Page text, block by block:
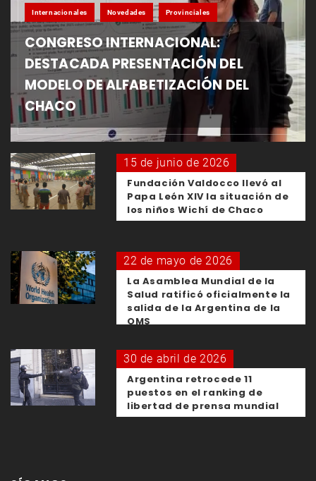
Internacionales Novedades Provinciales
CONGRESO INTERNACIONAL:
DESTACADA PRESENTACIÓN DEL
MODELO DE ALFABETIZACIÓN DEL
CHACO
15 de junio de 2026
Fundación Valdocco llevó al
Papa León XIV la situación de
los niños Wichí de Chaco
22 de mayo de 2026
La Asamblea Mundial de la
Salud ratificó oficialmente la
salida de la Argentina de la
OMS
30 de abril de 2026
Argentina retrocede 11
puestos en el ranking de
libertad de prensa mundial